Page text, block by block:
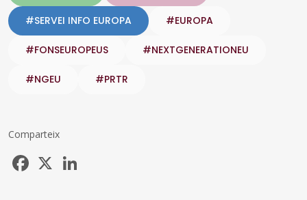
#SERVEI INFO EUROPA #EUROPA
#FONSEUROPEUS #NEXTGENERATIONEU
#NGEU #PRTR
Comparteix
Facebook